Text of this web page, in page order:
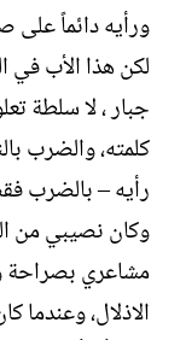
ورأيه دائماً على
لكن هذا الأب في
جبار ، لا سلطة
كلمته، والضرب
رأيه – بالضرب
وكان نصيبي من
مشاعري بصراحة
الاذلال،